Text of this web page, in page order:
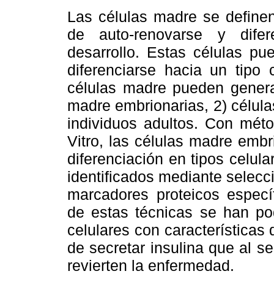
Las células madre se
de auto-renovarse y
desarrollo. Estas células
diferenciarse hacia un tipo
células madre pueden
madre embrionarias, 2)
individuos adultos. Con
Vitro, las células madre
diferenciación en tipos
identificados mediante
marcadores proteicos
de estas técnicas se han
celulares con características
de secretar insulina que al
revierten la enfermedad.